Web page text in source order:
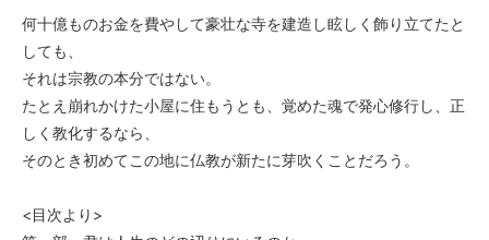
何十億ものお金を費やして豪壮な寺を建造し眩しく飾り立てたと
しても、
それは宗教の本分ではない。
たとえ崩れかけた小屋に住もうとも、覚めた魂で発心修行し、正
しく教化するなら、
そのとき初めてこの地に仏教が新たに芽吹くことだろう。
<目次より>